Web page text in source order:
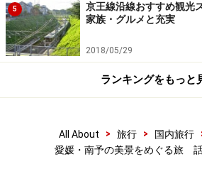
5
京王線沿線おすすめ観光
家族・グルメと充実
2018/05/29
ランキングをもっと
All About > 旅行 > 国内旅行
愛媛・南予の美景をめぐる旅